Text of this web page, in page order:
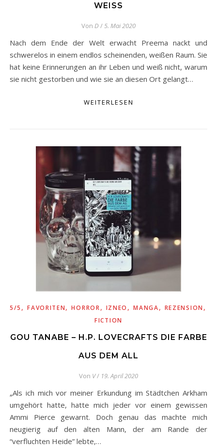
WEISS
Von D /5. Mai 2020
Nach dem Ende der Welt erwacht Preema nackt und
schwerelos in einem endlos scheinenden, weißen Raum. Sie
hat keine Erinnerungen an ihr Leben und weiß nicht, warum
sie nicht gestorben und wie sie an diesen Ort gelangt…
WEITERLESEN
5/5 ,FAVORITEN,HORROR, IZNEO ,MANGA, REZENSION ,
FICTION
GOU TANABE – H.P. LOVECRAFTS DIE FARBE
AUS DEM ALL
Von V/ 19. April 2020
„Als ich mich vor meiner Erkundung im Städtchen Arkham
umgehört hatte, hatte mich jeder vor einem gewissen
Ammi Pierce gewarnt. Doch genau das machte mich
neugierig auf den alten Mann, der am Rande der
“verfluchten Heide” lebte,…